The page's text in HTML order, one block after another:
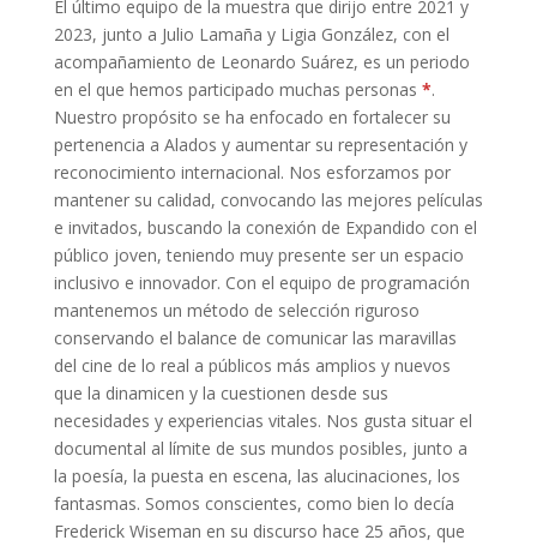
El último equipo de la muestra que dirijo entre 2021 y
2023, junto a Julio Lamaña y Ligia González, con el
acompañamiento de Leonardo Suárez, es un periodo
en el que hemos participado muchas personas *.
Nuestro propósito se ha enfocado en fortalecer su
pertenencia a Alados y aumentar su representación y
reconocimiento internacional. Nos esforzamos por
mantener su calidad, convocando las mejores películas
e invitados, buscando la conexión de Expandido con el
público joven, teniendo muy presente ser un espacio
inclusivo e innovador. Con el equipo de programación
mantenemos un método de selección riguroso
conservando el balance de comunicar las maravillas
del cine de lo real a públicos más amplios y nuevos
que la dinamicen y la cuestionen desde sus
necesidades y experiencias vitales. Nos gusta situar el
documental al límite de sus mundos posibles, junto a
la poesía, la puesta en escena, las alucinaciones, los
fantasmas. Somos conscientes, como bien lo decía
Frederick Wiseman en su discurso hace 25 años, que